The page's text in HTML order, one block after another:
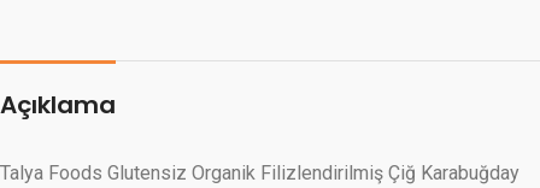
Açıklama
Talya Foods Glutensiz Organik Filizlendirilmiş Çiğ Karabuğday